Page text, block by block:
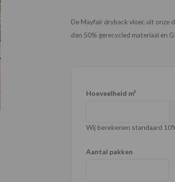
De Mayfair dryback vloer, uit onze
dan 50% gerecycled materiaal en
Hoeveelheid m²
Wij berekenen standaard
Aantal pakken